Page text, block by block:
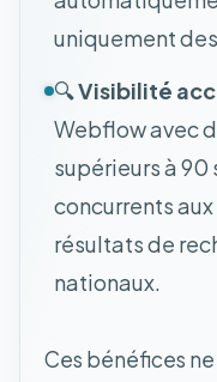
uniquement
🔍Visibilité
Webflow avec
supérieurs à
concurrents
résultats de
nationaux.
Ces bénéfices